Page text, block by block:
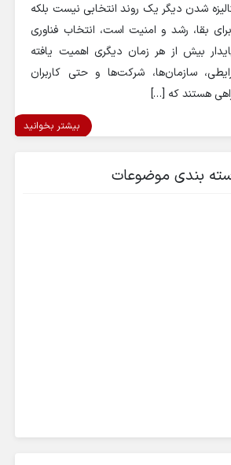
شدن دیگر یک روند انتخابی نیست بلکه
برای بقا، رشد و امنیت است، انتخاب فناوری
بیش از هر زمان دیگری اهمیت یافته
سازمان‌ها، شرکت‌ها و حتی کاربران
هستند که […]
بیشتر بخوانید
بندی موضوعات